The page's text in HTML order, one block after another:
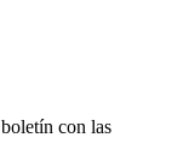
con las